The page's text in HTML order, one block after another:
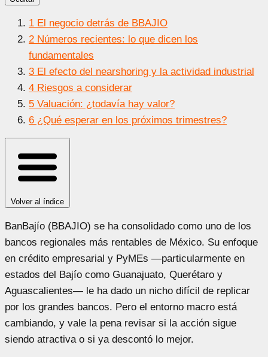
1 El negocio detrás de BBAJIO
2 Números recientes: lo que dicen los
fundamentales
3 El efecto del nearshoring y la actividad industrial
4 Riesgos a considerar
5 Valuación: ¿todavía hay valor?
6 ¿Qué esperar en los próximos trimestres?
Volver al índice
BanBajío (BBAJIO) se ha consolidado como uno de los
bancos regionales más rentables de México. Su enfoque
en crédito empresarial y PyMEs —particularmente en
estados del Bajío como Guanajuato, Querétaro y
Aguascalientes— le ha dado un nicho difícil de replicar
por los grandes bancos. Pero el entorno macro está
cambiando, y vale la pena revisar si la acción sigue
siendo atractiva o si ya descontó lo mejor.